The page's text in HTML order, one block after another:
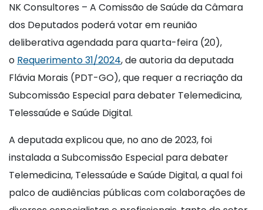
NK Consultores – A Comissão de Saúde da Câmara
dos Deputados poderá votar em reunião
deliberativa agendada para quarta-feira (20),
o Requerimento 31/2024, de autoria da deputada
Flávia Morais (PDT-GO), que requer a recriação da
Subcomissão Especial para debater Telemedicina,
Telessaúde e Saúde Digital.
A deputada explicou que, no ano de 2023, foi
instalada a Subcomissão Especial para debater
Telemedicina, Telessaúde e Saúde Digital, a qual foi
palco de audiências públicas com colaborações de